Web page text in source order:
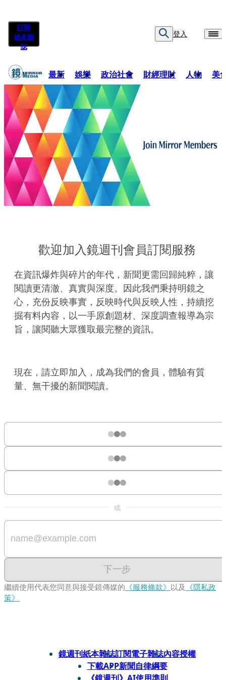
訂閱
紙本雜
誌
登入
最新 娛樂 政治社會 財經理財 人物 美
歡迎加入鏡週刊會員訂閱服務
在資訊爆炸與碎片的年代，新聞更需回歸純粹，讓
閱讀更清澈、真實與深度。因此我們秉持明鏡之
心，充份反映事實，反映時代與反映人性，持續挖
掘有料內容，以一手原創題材、深度調查報導為宗
旨，讓閱聽大眾獲取最完整的資訊。
現在，請立即加入，成為我們的會員，體驗有質
量、無干擾的新聞閱讀。
或
下一步
繼續使用代表您同意與接受鏡傳媒的 《服務條款》 以及 《隱私政
策》
鏡週刊紙本雜誌訂閱電子雜誌內容授權
下載APP新聞自律綱要